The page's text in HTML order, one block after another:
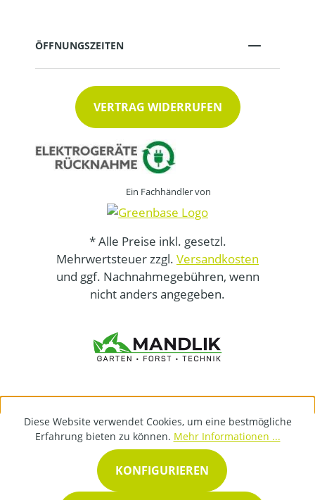
ÖFFNUNGSZEITEN
VERTRAG WIDERRUFEN
Ein Fachhändler von
* Alle Preise inkl. gesetzl.
Mehrwertsteuer zzgl. Versandkosten
und ggf. Nachnahmegebühren, wenn
nicht anders angegeben.
Diese Website verwendet Cookies, um eine bestmögliche
Erfahrung bieten zu können. Mehr Informationen ...
KONFIGURIEREN